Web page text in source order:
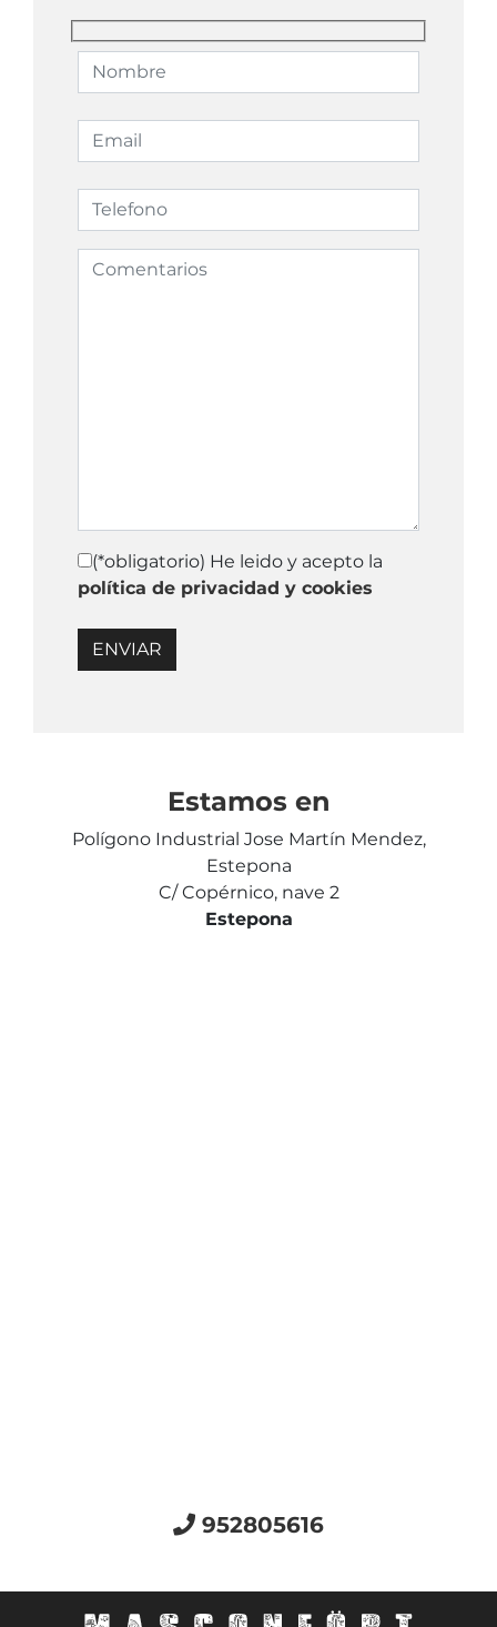
(*obligatorio) He leido y acepto la
política de privacidad y cookies
Estamos en
Polígono Industrial Jose Martín Mendez,
Estepona
C/ Copérnico, nave 2
Estepona
952805616